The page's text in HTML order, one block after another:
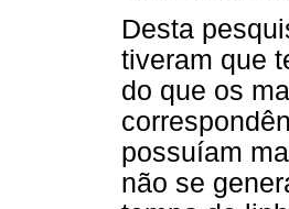
Desta
tiveram que
do que os
possuíam
não se